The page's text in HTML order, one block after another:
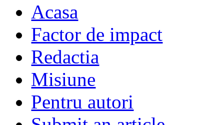
Acasa
Factor de impact
Redactia
Misiune
Pentru autori